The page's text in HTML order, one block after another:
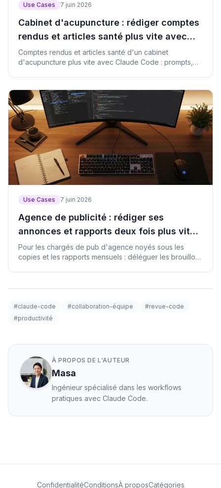
Use Cases 7 juin 2026
Cabinet d'acupuncture : rédiger comptes
rendus et articles santé plus vite avec
l'IA
Comptes rendus et articles santé d'un cabinet
d'acupuncture plus vite avec Claude Code : prompts,
Use Cases 7 juin 2026
Agence de publicité : rédiger ses
annonces et rapports deux fois plus vite
avec Claude Code
Pour les chargés de pub d'agence noyés sous les
copies et les rapports mensuels : déléguer les brouillons
#claude-code #collaboration-équipe
#revue-code
#productivité
À PROPOS DE L'AUTEUR
Masa
Ingénieur spécialisé dans les workflows
pratiques avec Claude Code.
ConfidentialitéConditionsÀ proposCatégories